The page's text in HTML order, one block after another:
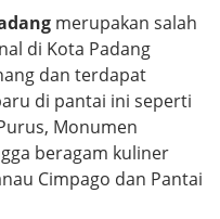
merupakan salah
di Kota Padang
dan terdapat
di pantai ini seperti
Monumen
beragam kuliner
Cimpago dan Pantai